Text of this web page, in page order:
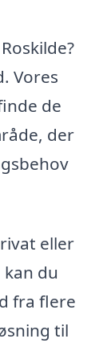
Vores
de
der
eller
du
fra flere
til